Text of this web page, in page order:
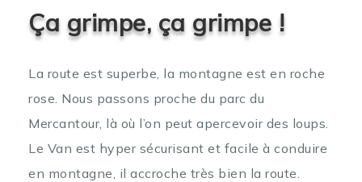
Ça grimpe, ça grimpe !
La route est superbe, la montagne est en roche
rose. Nous passons proche du parc du
Mercantour, là où l’on peut apercevoir des loups.
Le Van est hyper sécurisant et facile à conduire
en montagne, il accroche très bien la route.